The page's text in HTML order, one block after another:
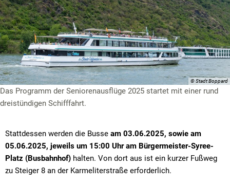
Grundsteuerreform
Haushaltsplan
Satzungen und Richtlinien
© Stadt Boppard
Das Programm der Seniorenausflüge 2025 startet mit einer rund
dreistündigen Schifffahrt.
Stattdessen werden die Busse am 03.06.2025, sowie am
05.06.2025, jeweils um 15:00 Uhr am Bürgermeister-Syree-
Platz (Busbahnhof) halten. Von dort aus ist ein kurzer Fußweg
zu Steiger 8 an der Karmeliterstraße erforderlich.